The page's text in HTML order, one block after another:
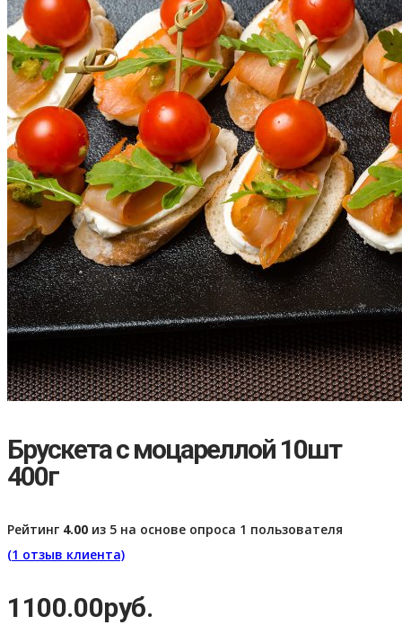
Брускета с моцареллой 10шт
400г
Рейтинг 4.00 из 5 на основе опроса 1 пользователя
(1 отзыв клиента)
1100.00руб.